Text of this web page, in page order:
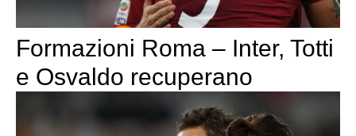
Formazioni Roma – Inter, Totti
e Osvaldo recuperano